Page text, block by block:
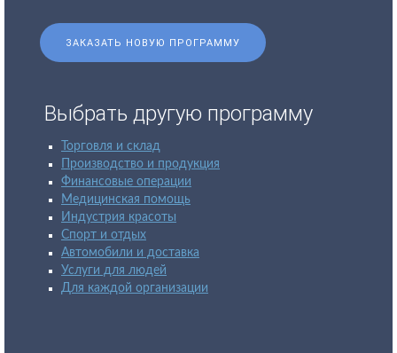
ЗАКАЗАТЬ НОВУЮ ПРОГРАММУ
Выбрать другую программу
Торговля и склад
Производство и продукция
Финансовые операции
Медицинская помощь
Индустрия красоты
Спорт и отдых
Автомобили и доставка
Услуги для людей
Для каждой организации